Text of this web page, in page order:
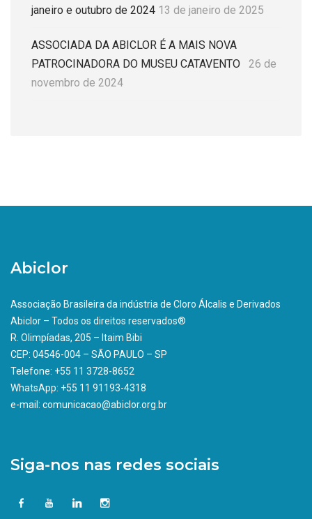
janeiro e outubro de 2024 13 de janeiro de 2025
ASSOCIADA DA ABICLOR É A MAIS NOVA
PATROCINADORA DO MUSEU CATAVENTO
26 de
novembro de 2024
Abiclor
Associação Brasileira da indústria de Cloro Álcalis e Derivados
Abiclor – Todos os direitos reservados®
R. Olimpíadas, 205 – Itaim Bibi
CEP: 04546-004 – SÃO PAULO – SP
Telefone: +55 11 3728-8652
WhatsApp: +55 11 91193-4318
e-mail: comunicacao@abiclor.org.br
Siga-nos nas redes sociais